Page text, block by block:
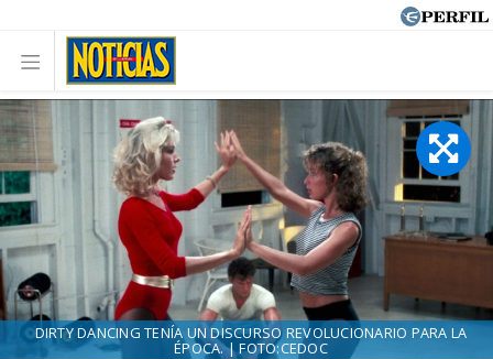
DIRTY DANCING TENÍA UN DISCURSO REVOLUCIONARIO PARA LA
ÉPOCA. | FOTO:CEDOC